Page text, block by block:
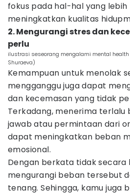
fokus pada hal-hal yang
meningkatkan kualitas
2. Mengurangi stres dan
perlu
ilustrasi seseorang mengalami mental
Shuraeva)
Kemampuan untuk menolak
mengganggu juga dapat
dan kecemasan yang tidak
Terkadang, menerima terlalu
jawab atau permintaan dari
dapat meningkatkan beban
emosional.
Dengan berkata tidak secara
mengurangi beban tersebut
tenang. Sehingga, kamu juga